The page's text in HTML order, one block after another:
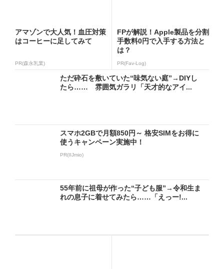
アマゾンで大人気！血圧対策
はコーヒーに足してみて
PR(森永乳業)
FPが解説！Apple製品を分割
手数料0円で入手する方法と
は？
PR(Fav-Log)
ただ砕石を敷いていた“味気ない庭”→DIYし
たら…… 雰囲気ガラリ「天才的なアイ...
スマホ2GBで月額850円～ 格安SIMをお得に
使うキャンペーン実施中！
PR(IIJmio)
55年前に祖母が作った“子ども服”→令和生ま
れの息子に着せてみたら……「えっー!...